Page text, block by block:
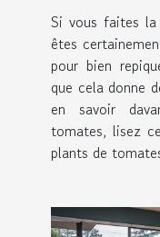
Si vous faites
êtes
pour bien
que cela donne
en savoir
tomates, lisez
plants de